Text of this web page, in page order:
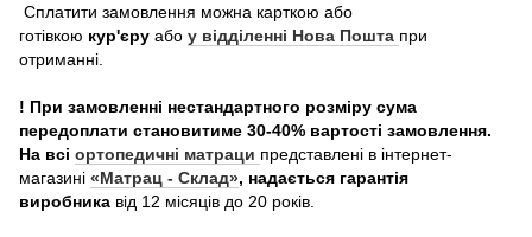
Сплатити замовлення можна карткою або
готівкою кур'єру або у відділенні Нова Пошта при
отриманні.
! При замовленні нестандартного розміру сума
передоплати становитиме 30-40% вартості замовлення.
На всі ортопедичні матраци представлені в інтернет-
магазині «Матрац - Склад», надається гарантія
виробника від 12 місяців до 20 років.